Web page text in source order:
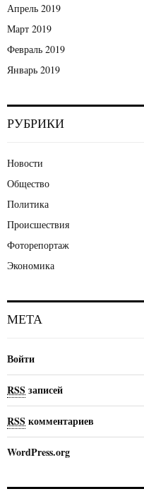
Апрель 2019
Март 2019
Февраль 2019
Январь 2019
РУБРИКИ
Новости
Общество
Политика
Происшествия
Фоторепортаж
Экономика
МЕТА
Войти
RSS записей
RSS комментариев
WordPress.org